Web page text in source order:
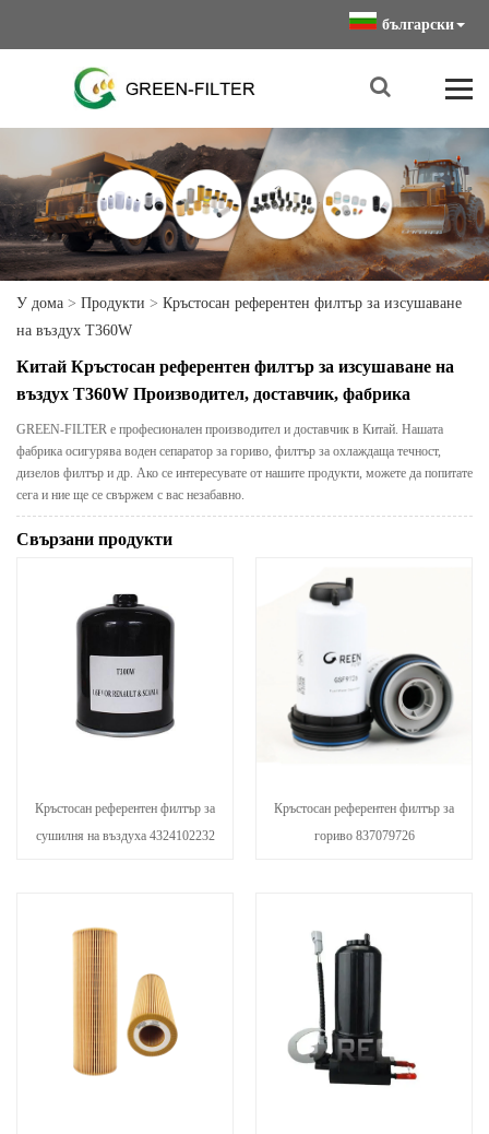
български
У дома > Продукти > Кръстосан референтен филтър за изсушаване
на въздух T360W
Китай Кръстосан референтен филтър за изсушаване на
въздух T360W Производител, доставчик, фабрика
GREEN-FILTER е професионален производител и доставчик в Китай. Нашата
фабрика осигурява воден сепаратор за гориво, филтър за охлаждаща течност,
дизелов филтър и др. Ако се интересувате от нашите продукти, можете да попитате
сега и ние ще се свържем с вас незабавно.
Свързани продукти
Кръстосан референтен филтър за
сушилня на въздуха 4324102232
Кръстосан референтен филтър за
гориво 837079726